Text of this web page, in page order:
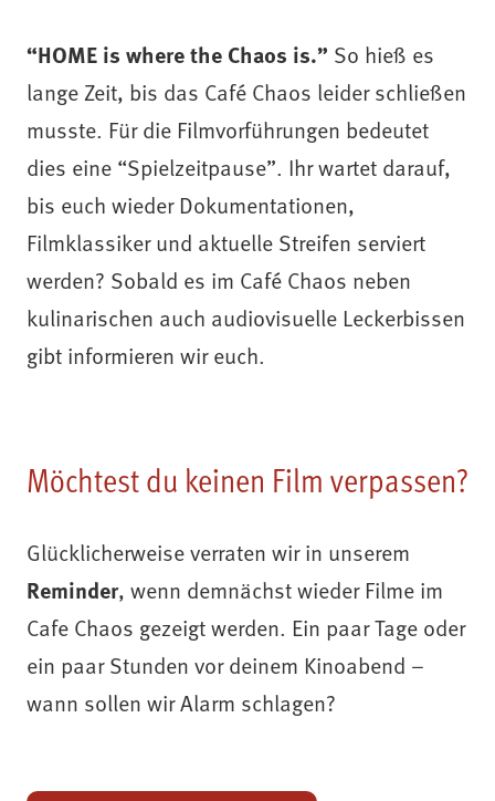
“HOME is where the Chaos is.” So hieß es
lange Zeit, bis das Café Chaos leider schließen
musste. Für die Filmvorführungen bedeutet
dies eine “Spielzeitpause”. Ihr wartet darauf,
bis euch wieder Dokumentationen,
Filmklassiker und aktuelle Streifen serviert
werden? Sobald es im Café Chaos neben
kulinarischen auch audiovisuelle Leckerbissen
gibt informieren wir euch.
Möchtest du keinen Film verpassen?
Glücklicherweise verraten wir in unserem
Reminder, wenn demnächst wieder Filme im
Cafe Chaos gezeigt werden. Ein paar Tage oder
ein paar Stunden vor deinem Kinoabend –
wann sollen wir Alarm schlagen?